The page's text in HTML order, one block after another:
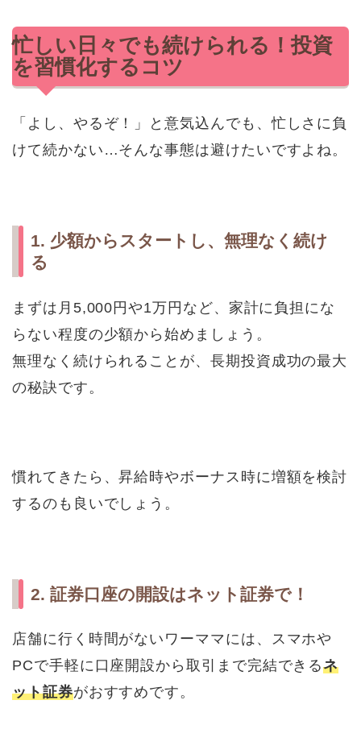
忙しい日々でも続けられる！投資
を習慣化するコツ
「よし、やるぞ！」と意気込んでも、忙しさに負
けて続かない…そんな事態は避けたいですよね。
1. 少額からスタートし、無理なく続け
る
まずは月5,000円や1万円など、家計に負担にな
らない程度の少額から始めましょう。
無理なく続けられることが、長期投資成功の最大
の秘訣です。
慣れてきたら、昇給時やボーナス時に増額を検討
するのも良いでしょう。
2. 証券口座の開設はネット証券で！
店舗に行く時間がないワーママには、スマホや
PCで手軽に口座開設から取引まで完結できるネ
ット証券がおすすめです。